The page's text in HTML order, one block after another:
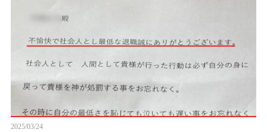
2025/03/24